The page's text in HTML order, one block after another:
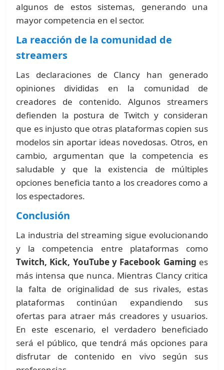
algunos de estos sistemas, generando una
mayor competencia en el sector.
La reacción de la comunidad de
streamers
Las declaraciones de Clancy han generado
opiniones divididas en la comunidad de
creadores de contenido. Algunos streamers
defienden la postura de Twitch y consideran
que es injusto que otras plataformas copien sus
modelos sin aportar ideas novedosas. Otros, en
cambio, argumentan que la competencia es
saludable y que la existencia de múltiples
opciones beneficia tanto a los creadores como a
los espectadores.
Conclusión
La industria del streaming sigue evolucionando
y la competencia entre plataformas como
Twitch, Kick, YouTube y Facebook Gaming es
más intensa que nunca. Mientras Clancy critica
la falta de originalidad de sus rivales, estas
plataformas continúan expandiendo sus
ofertas para atraer más creadores y usuarios.
En este escenario, el verdadero beneficiado
será el público, que tendrá más opciones para
disfrutar de contenido en vivo según sus